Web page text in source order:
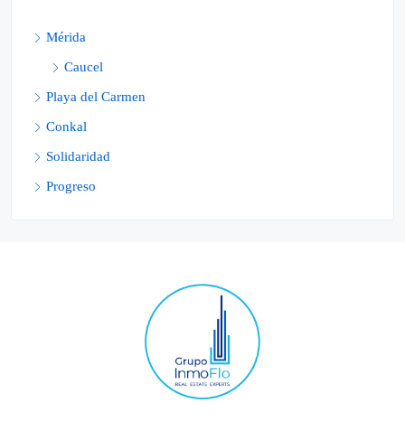
Mérida
Caucel
Playa del Carmen
Conkal
Solidaridad
Progreso